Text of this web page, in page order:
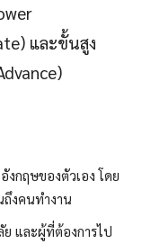
และขั้นสูง
กฤษของตัวเอง โดย
ถึงคนทำงาน
ย และผู้ที่ต้องการไป